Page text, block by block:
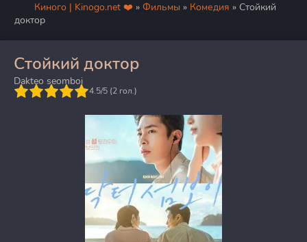
Киного | Kinogo.net ❤️ » Фильмы » Комедия » Стойкий
доктор
Стойкий доктор
Dakteo seomboi
4.5/5 (2 гол.)